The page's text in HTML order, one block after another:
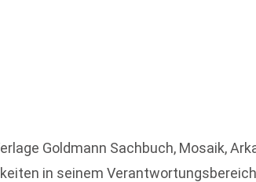
Goldmann Sachbuch, Mosaik,
in seinem Verantwortungsbereich